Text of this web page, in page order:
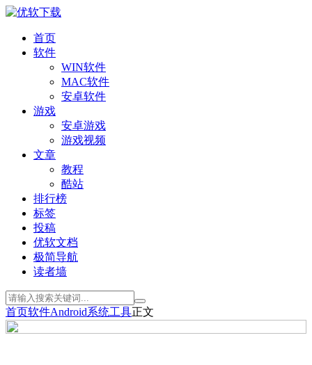
首页
软件
WIN软件
MAC软件
安卓软件
游戏
安卓游戏
游戏视频
文章
教程
酷站
排行榜
标签
投稿
优软文档
极简导航
读者墙
首页软件Android系统工具正文